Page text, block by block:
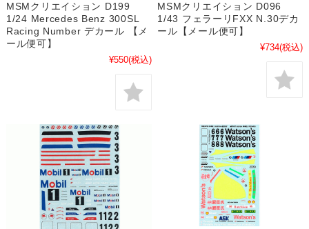
MSMクリエイション D199
1/24 Mercedes Benz 300SL
Racing Number デカール 【メ
ール便可】
¥550(税込)
MSMクリエイション D096
1/43 フェラーリFXX N.30デカ
ール【メール便可】
¥734(税込)